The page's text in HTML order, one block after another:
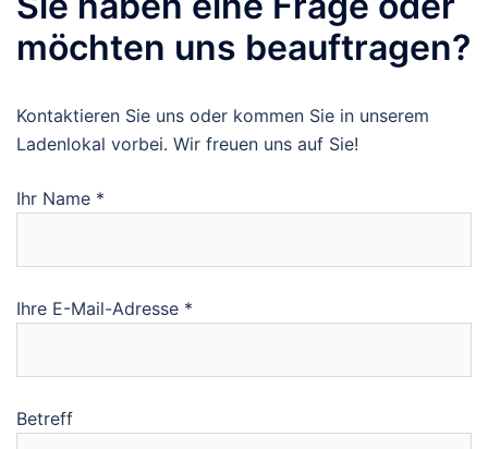
möchten uns beauftragen?
Kontaktieren Sie uns oder kommen Sie in unserem
Ladenlokal vorbei. Wir freuen uns auf Sie!
Ihr Name *
Ihre E-Mail-Adresse *
Betreff